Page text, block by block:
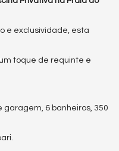
e exclusividade, esta
toque de requinte e
garagem, 6 banheiros, 350